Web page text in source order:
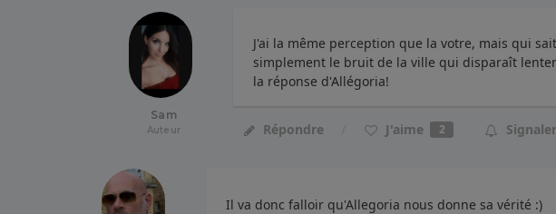
Sam
Auteur
J'ai la même perception que la votre, mais qui
simplement le bruit de la ville qui disparaît
la réponse d'Allégoria!
Répondre J'aime 2
Il va donc falloir qu'Allegoria nous donne sa vérité :)